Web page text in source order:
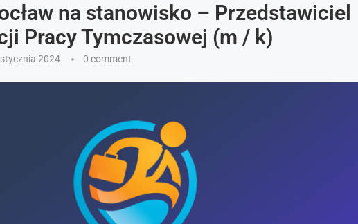
na stanowisko – Przedstawiciel
Pracy Tymczasowej (m / k)
2024 0 comment